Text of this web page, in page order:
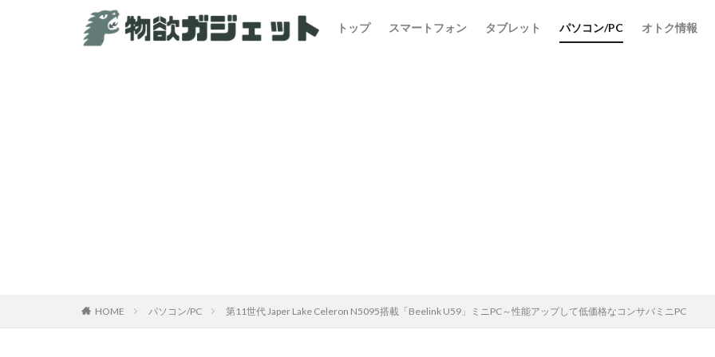
トップ スマートフォン タブレット パソコン/PC オトク情報
HOME パソコン/PC 第11世代 Japer Lake Celeron N5095搭載「Beelink U59」ミニPC～性能アップして低価格なコンサバミニPC